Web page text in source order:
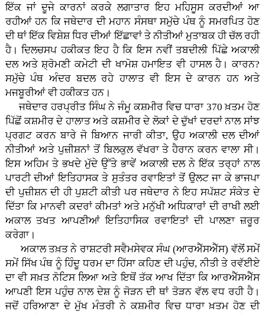
ਇੱਕ ਜਾਂ ਦੂਜੇ ਕਾਰਨਾਂ ਕਰਕੇ ਲਗਾਤਾਰ ਇਹ ਮਹਿਸੂਸ ਕਰਦੀਆਂ ਆ
ਰਹੀਆਂ ਹਨ ਕਿ ਜਥੇਦਾਰ ਦੀ ਮਹਾਨ ਸੰਸਥਾ ਸਮੁੱਚੇ ਪੰਥ ਨੂੰ ਸਮਰਪਿਤ ਹੋਣ
ਦੀ ਥਾਂ ਇੱਕ ਵਿਸ਼ੇਸ਼ ਧਿਰ ਦੀਆਂ ਇੱਛਾਵਾਂ ਤੇ ਨੀਤੀਆਂ ਮੁਤਾਬਕ ਹੀ ਚੱਲ ਰਹੀ
ਹੈ। ਦਿਲਚਸਪ ਹਕੀਕਤ ਇਹ ਹੈ ਕਿ ਇਸ ਨਵੀਂ ਤਬਦੀਲੀ ਪਿੱਛੇ ਅਕਾਲੀ
ਦਲ ਅਤੇ ਸ਼੍ਰੋਮਣੀ ਕਮੇਟੀ ਦੀ ਖਾਮੋਸ਼ ਹਮਾਇਤ ਵੀ ਹਾਸਲ ਹੈ। ਕਾਰਨ?
ਸਮੁੱਚੇ ਪੰਥ ਅੰਦਰ ਬਦਲ ਰਹੇ ਹਾਲਾਤ ਵੀ ਇਸ ਦੇ ਕਾਰਨ ਹਨ ਅਤੇ
ਮਜਬੂਰੀਆਂ ਵੀ ਹਕੀਕਤ ਹਨ।
ਜਥੇਦਾਰ ਹਰਪ੍ਰੀਤ ਸਿੰਘ ਨੇ ਜੰਮੂ ਕਸ਼ਮੀਰ ਵਿਚ ਧਾਰਾ 370 ਖ਼ਤਮ ਹੋਣ
ਪਿੱਛੋਂ ਕਸ਼ਮੀਰ ਦੇ ਹਾਲਾਤ ਅਤੇ ਕਸ਼ਮੀਰ ਦੇ ਲੋਕਾਂ ਦੇ ਦੁੱਖਾਂ ਦਰਦਾਂ ਨਾਲ ਸਾਂਝ
ਪ੍ਰਗਟ ਕਰਨ ਬਾਰੇ ਜੋ ਬਿਆਨ ਜਾਰੀ ਕੀਤਾ, ਉਹ ਅਕਾਲੀ ਦਲ ਦੀਆਂ
ਨੀਤੀਆਂ ਅਤੇ ਪੁਜ਼ੀਸ਼ਨਾਂ ਤੋਂ ਬਿਲਕੁਲ ਵੱਖਰਾ ਤੇ ਹੈਰਾਨ ਕਰਨ ਵਾਲਾ ਸੀ।
ਇਸ ਅਹਿਮ ਤੇ ਭਖਦੇ ਮੁੱਦੇ ਉੱਤੇ ਭਾਵੇਂ ਅਕਾਲੀ ਦਲ ਨੇ ਇੱਕ ਤਰ੍ਹਾਂ ਨਾਲ
ਪਾਰਟੀ ਦੀਆਂ ਇਤਿਹਾਸਕ ਤੇ ਸੁਤੰਤਰ ਰਵਾਇਤਾਂ ਤੋਂ ਉਲਟ ਜਾ ਕੇ ਭਾਜਪਾ
ਦੀ ਪੁਜ਼ੀਸ਼ਨ ਦੀ ਹੀ ਪੁਸ਼ਟੀ ਕੀਤੀ ਪਰ ਜਥੇਦਾਰ ਨੇ ਇਹ ਸਪੱਸ਼ਟ ਸੰਕੇਤ ਦੇ
ਦਿੱਤਾ ਕਿ ਮਾਨਵੀ ਕਦਰਾਂ ਕੀਮਤਾਂ ਅਤੇ ਮਨੁੱਖੀ ਅਧਿਕਾਰਾਂ ਦੀ ਰਾਖੀ ਲਈ
ਅਕਾਲ ਤਖਤ ਆਪਣੀਆਂ ਇਤਿਹਾਸਿਕ ਰਵਾਇਤਾਂ ਦੀ ਪਾਲਣਾ ਜ਼ਰੂਰ
ਕਰੇਗਾ।
ਅਕਾਲ ਤਖ਼ਤ ਨੇ ਰਾਸ਼ਟਰੀ ਸਵੈਮਸੇਵਕ ਸੰਘ (ਆਰਐੱਸਐੱਸ) ਵੱਲੋਂ ਸਮੇਂ
ਸਮੇਂ ਸਿੱਖ ਪੰਥ ਨੂੰ ਹਿੰਦੂ ਧਰਮ ਦਾ ਹਿੱਸਾ ਕਹਿਣ ਦੀ ਪਹੁੰਚ, ਨੀਤੀ ਤੇ ਰਵੱਈਏ
ਦਾ ਵੀ ਸਖ਼ਤ ਨੋਟਿਸ ਲਿਆ ਅਤੇ ਇਥੋਂ ਤੱਕ ਆਖ ਦਿੱਤਾ ਕਿ ਆਰਐੱਸਐੱਸ
ਆਪਣੀ ਇਸ ਪਹੁੰਚ ਨਾਲ ਦੇਸ਼ ਨੂੰ ਜੋੜਨ ਦੀ ਥਾਂ ਤੋੜਨ ਵੱਲ ਵਧ ਰਹੀ ਹੈ।
ਜਦੋਂ ਹਰਿਆਣਾ ਦੇ ਮੁੱਖ ਮੰਤਰੀ ਨੇ ਕਸ਼ਮੀਰ ਵਿਚ ਧਾਰਾ ਖ਼ਤਮ ਹੋਣ ਦੀ